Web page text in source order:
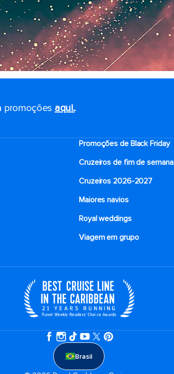
promoções aqui..
Promoções de Black Friday
Cruzeiros de fim de semana
Cruzeiros 2026-2027
Maiores navios
Royal weddings
Viagem em grupo
Brasil